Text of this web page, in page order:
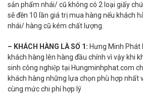
sản phẩm nhái/ cũ không có 2 loại giấy
sẽ đền 10 lần giá trị mua hàng nếu khách
nhái/ hàng cũ kém chất lượng.
– KHÁCH HÀNG LÀ SỐ 1: Hưng Minh
khách hàng lên hàng đầu chính vì vậy khi
sinh công nghiệp tại Hungminhphat.com
khách hàng những lựa chọn phù hợp nhất
cùng mức chi phí hợp lý